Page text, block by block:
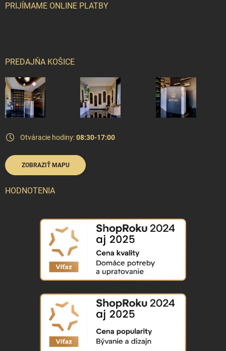
PRIJÍMAME ONLINE PLATBY
PREDAJŇA KOŠICE
Otváracie hodiny:08:30-17:00
ZOBRAZIŤ MAPU
HODNOTENIA